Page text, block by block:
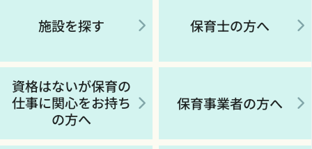
施設を探す 保育士の方へ
資格はないが保育の
仕事に関心をお持ち
の方へ
保育事業者の方へ